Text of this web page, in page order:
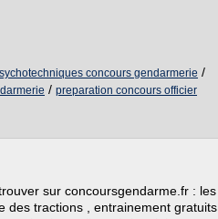
concours gendarmerie /
/ preparation concours officier
sur concoursgendarme.fr : les
des tractions , entrainement gratuits